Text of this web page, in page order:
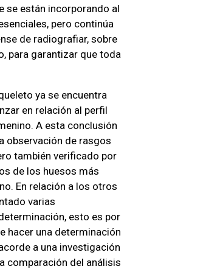
se están incorporando al
pero continúa
de radiografiar, sobre
para garantizar que toda
ya se encuentra
en relación al perfil
A esta conclusión
observación de rasgos
también verificado por
de los huesos más
En relación a los otros
varias
esto es por
hacer una determinación
a una investigación
comparación del análisis